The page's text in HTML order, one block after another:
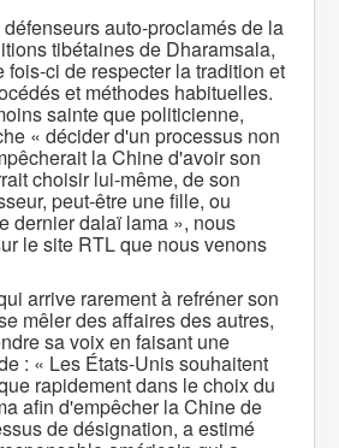
auto-proclamés de la
tibétaines de Dharamsala,
fois-ci de respecter la tradition et
et méthodes habituelles.
sainte que politicienne,
« décider d'un processus non
la Chine d'avoir son
choisir lui-même, de son
peut-être une fille, ou
dernier dalaï lama », nous
le site RTL que nous venons
arrive rarement à refréner son
mêler des affaires des autres,
sa voix en faisant une
: « Les États-Unis souhaitent
rapidement dans le choix du
afin d'empêcher la Chine de
de désignation, a estimé